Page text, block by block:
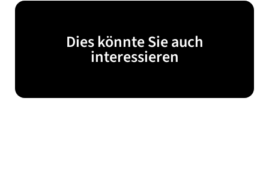
Dies könnte Sie auch
interessieren